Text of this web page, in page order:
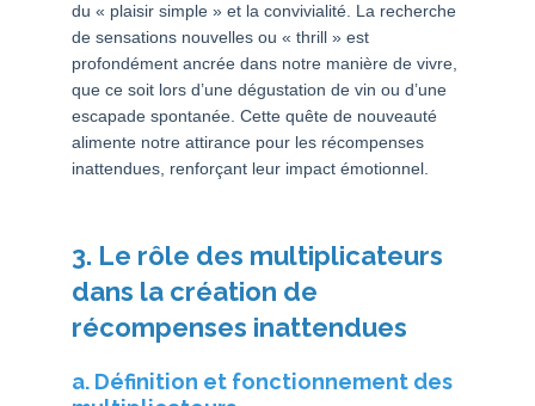
du « plaisir simple » et la convivialité. La recherche
de sensations nouvelles ou « thrill » est
profondément ancrée dans notre manière de vivre,
que ce soit lors d’une dégustation de vin ou d’une
escapade spontanée. Cette quête de nouveauté
alimente notre attirance pour les récompenses
inattendues, renforçant leur impact émotionnel.
3. Le rôle des multiplicateurs
dans la création de
récompenses inattendues
a. Définition et fonctionnement des